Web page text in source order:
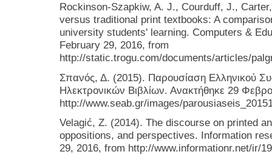
Rockinson-Szapkiw, A. J., Courduff, J.,
versus traditional print textbooks: A
university students' learning. Computers &
February 29, 2016, from
http://static.trogu.com/documents/articles/
Σπανός, Δ. (2015). Παρουσίαση Ελληνικού
Ηλεκτρονικών Βιβλίων. Ανακτήθηκε 29
http://www.seab.gr/images/
Velagić, Z. (2014). The discourse on printed
oppositions, and perspectives. Information
29, 2016, from http://www.informationr.net/ir/